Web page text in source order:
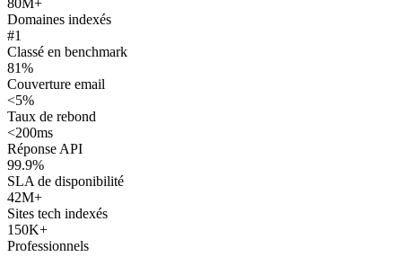
80M+
Domaines indexés
#1
Classé en benchmark
81%
Couverture email
<5%
Taux de rebond
<200ms
Réponse API
99.9%
SLA de disponibilité
42M+
Sites tech indexés
150K+
Professionnels